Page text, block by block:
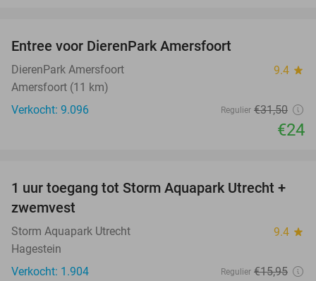
Entree voor DierenPark Amersfoort
DierenPark Amersfoort 9.4 star
Amersfoort (11 km)
Verkocht: 9.096
Regulier €31,50
€24
31%
1 uur toegang tot Storm Aquapark Utrecht +
zwemvest
Storm Aquapark Utrecht 9.4 star
Hagestein
Verkocht: 1.904
Regulier €15,95